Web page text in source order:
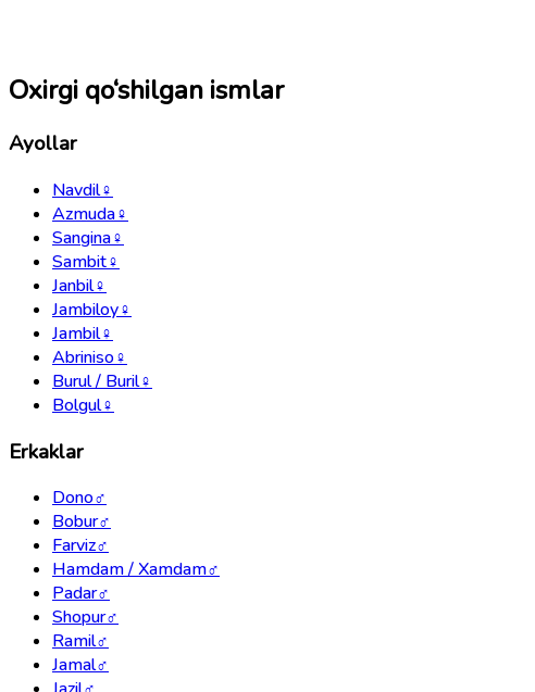
Oxirgi qo‘shilgan ismlar
Ayollar
Navdil♀
Azmuda♀
Sangina♀
Sambit♀
Janbil♀
Jambiloy♀
Jambil♀
Abriniso♀
Burul / Buril♀
Bolgul♀
Erkaklar
Dono♂
Bobur♂
Farviz♂
Hamdam / Xamdam♂
Padar♂
Shopur♂
Ramil♂
Jamal♂